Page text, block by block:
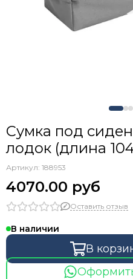
Сумка под
лодок (длина
Артикул: 188953
4070.00 руб
Оставить отзыв
В наличии
В